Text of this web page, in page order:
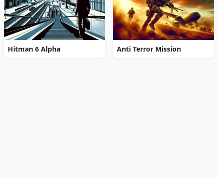
Hitman 6 Alpha Anti Terror Mission